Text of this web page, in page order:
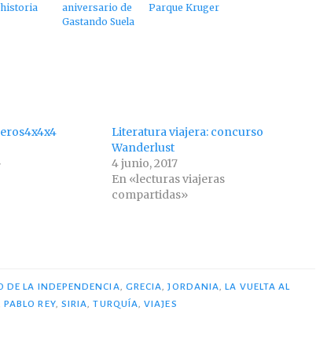
aniversario de
Gastando Suela
Parque Kruger
Literatura viajera: concurso
Wanderlust
4 junio, 2017
En «lecturas viajeras
compartidas»
DE LA INDEPENDENCIA GRECIA ,JORDANIA ,LA VUELTA AL
PABLO REY, SIRIA ,TURQUÍA ,VIAJES